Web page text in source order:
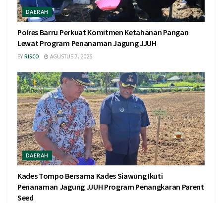
DAERAH
Polres Barru Perkuat Komitmen Ketahanan Pangan
Lewat Program Penanaman Jagung JJUH
BY RISCO AGUSTUS 7, 2026
DAERAH
Kades Tompo Bersama Kades Siawung Ikuti
Penanaman Jagung JJUH Program Penangkaran Parent
Seed